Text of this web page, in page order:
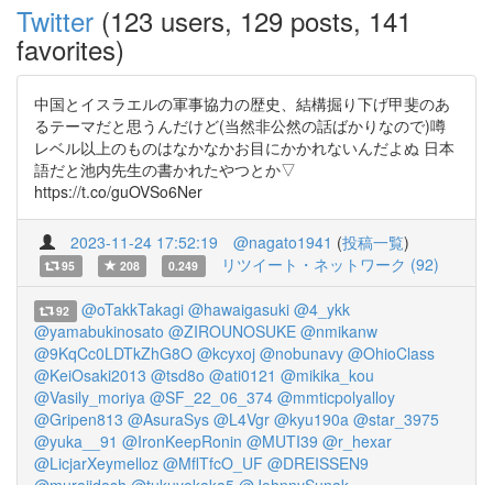
Twitter (123 users, 129 posts, 141
favorites)
中国とイスラエルの軍事協力の歴史、結構掘り下げ甲斐のあ
るテーマだと思うんだけど(当然非公然の話ばかりなので)噂
レベル以上のものはなかなかお目にかかれないんだよぬ 日本
語だと池内先生の書かれたやつとか▽
https://t.co/guOVSo6Ner
2023-11-24 17:52:19 @nagato1941 (投稿一覧)
95 208 0.249 リツイート・ネットワーク (92)
92 @oTakkTakagi @hawaigasuki @4_ykk
@yamabukinosato @ZIROUNOSUKE @nmikanw
@9KqCc0LDTkZhG8O @kcyxoj @nobunavy @OhioClass
@KeiOsaki2013 @tsd8o @ati0121 @mikika_kou
@Vasily_moriya @SF_22_06_374 @mmticpolyalloy
@Gripen813 @AsuraSys @L4Vgr @kyu190a @star_3975
@yuka__91 @IronKeepRonin @MUTI39 @r_hexar
@LicjarXeymelloz @MflTfcO_UF @DREISSEN9